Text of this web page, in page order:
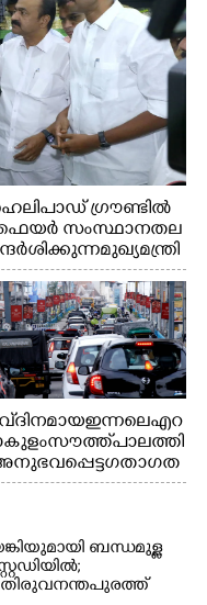
ഗ്രൗണ്ടിൽ
സംസ്ഥാനതല
മുഖ്യമന്ത്രി
സമീപം
ദിനമായ ഇന്നലെ എറ
സൗത്ത് പാലത്തി
ഗതാഗത
ബന്ധമുള്ള
തിരുവനന്തപുരത്ത്